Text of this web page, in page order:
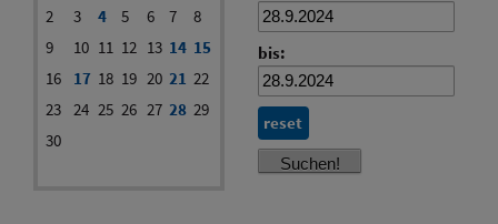
2
3 4 5 6 7
8
9
10 11 12 13 14 15
16
17 18 19 20 21 22
23 24 25 26 27 28 29
30
bis:
reset